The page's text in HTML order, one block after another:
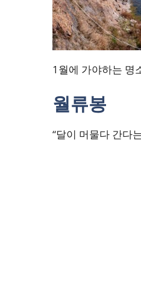
1월에 가야하는 명
월류봉
“달이 머물다 간다